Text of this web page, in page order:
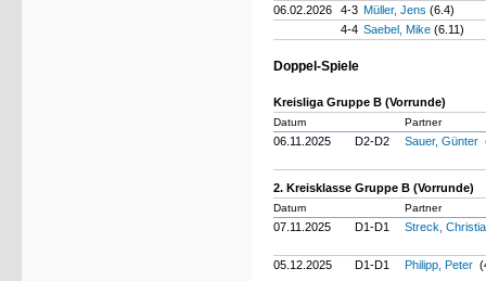
06.02.2026
4-3 Müller, Jens (6.4)
4-4 Saebel, Mike (6.11)
Doppel-Spiele
Kreisliga Gruppe B (Vorrunde)
Datum Partner
06.11.2025 D2-D2 Sauer, Günter
2. Kreisklasse Gruppe B (Vorrunde)
Datum Partner
07.11.2025 D1-D1 Streck,
05.12.2025 D1-D1 Philipp, Peter